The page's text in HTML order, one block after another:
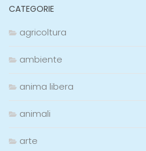
CATEGORIE
agricoltura
ambiente
anima libera
animali
arte